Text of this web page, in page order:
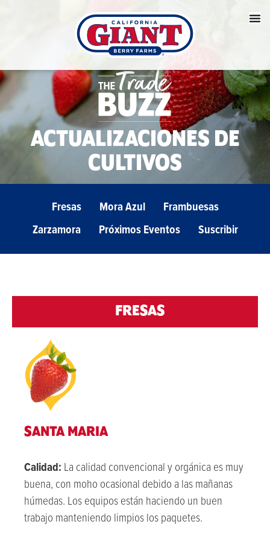
ACTUALIZACIONES DE
CULTIVOS
Fresas Mora Azul
Frambuesas
Zarzamora
Próximos Eventos Suscribir
FRESAS
SANTA MARIA
Calidad: La calidad convencional y orgánica es muy
buena, con moho ocasional debido a las mañanas
húmedas. Los equipos están haciendo un buen
trabajo manteniendo limpios los paquetes.